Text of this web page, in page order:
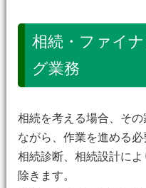
相続・ファイ
グ業務
相続を考える場合、そ
ながら、作業を進める必
相続診断、相続設計に
除きます。